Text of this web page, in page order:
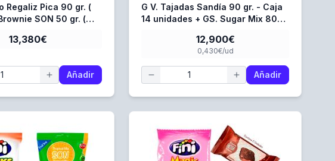
Regaliz Pica 90 gr. (
SON 50 gr. (
13,380€
Añadir
G V. Tajadas Sandía 90 gr. - Caja
14 unidades + GS. Sugar Mix 80
12,900€
0,430€/ud
Añadir